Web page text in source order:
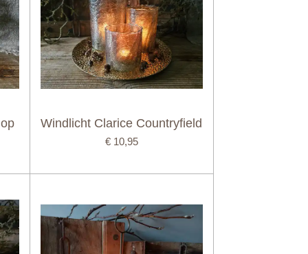
Windlicht Clarice Countryfield
€ 10,95